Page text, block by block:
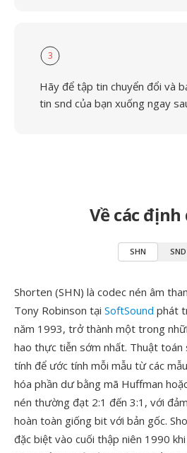
3
Hãy để tập tin chuyển đổi và
tin snd của bạn xuống ngay
Về các
SHN SND
Shorten (SHN) là codec nén âm
Tony Robinson tại SoftSound phát
năm 1993, trở thành một trong
hao thực tiễn sớm nhất. Thuật
tính để ước tính mỗi mẫu từ các
hóa phần dư bằng mã Huffman
nén thường đạt 2:1 đến 3:1, với
hoàn toàn giống bit với bản gốc.
đặc biệt vào cuối thập niên 1990